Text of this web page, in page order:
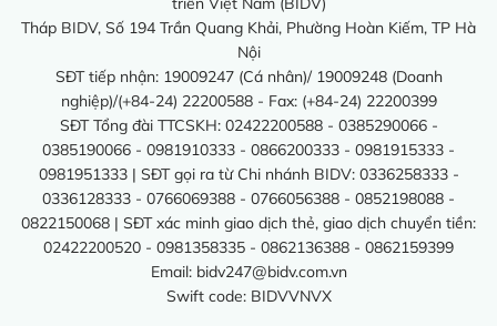
Tháp BIDV, Số 194 Trần Quang Khải, Phường Hoàn Kiếm, TP Hà
Nội
SĐT tiếp nhận: 19009247 (Cá nhân)/ 19009248 (Doanh
nghiệp)/(+84-24) 22200588 - Fax: (+84-24) 22200399
SĐT Tổng đài TTCSKH: 02422200588 - 0385290066 -
0385190066 - 0981910333 - 0866200333 - 0981915333 -
0981951333 | SĐT gọi ra từ Chi nhánh BIDV: 0336258333 -
0336128333 - 0766069388 - 0766056388 - 0852198088 -
0822150068 | SĐT xác minh giao dịch thẻ, giao dịch chuyển tiền:
02422200520 - 0981358335 - 0862136388 - 0862159399
Email: bidv247@bidv.com.vn
Swift code: BIDVVNVX